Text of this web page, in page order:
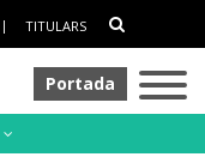
| TITULARS
Portada